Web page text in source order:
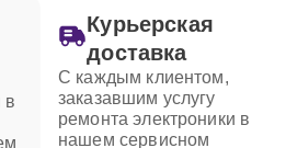
в
Курьерская
доставка
С каждым клиентом,
заказавшим услугу
ремонта электроники в
нашем сервисном